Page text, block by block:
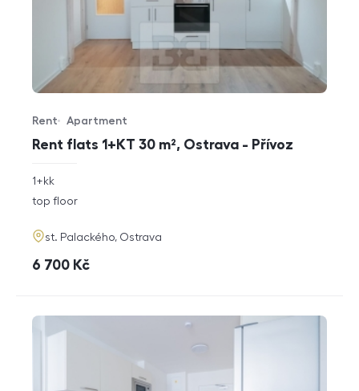
Rent flats 1+KT 30 m², Ostrava - Přívoz
Offer type
Rent
Property type
Apartment
rozměry
disposition
1+kk
funkce
top floor
adresa
st. Palackého, Ostrava
cena
6 700 Kč